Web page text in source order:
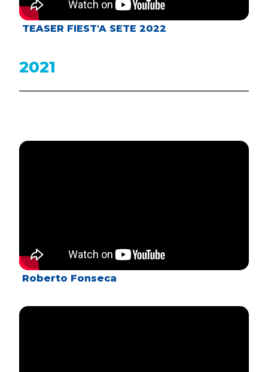
TEASER FIEST'A SETE 2022
2021
Roberto Fonseca